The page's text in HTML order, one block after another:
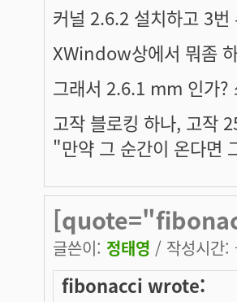
커널 2.6.2 설치하고 3
XWindow상에서 뭐좀
그래서 2.6.1 mm 인가?
고작 블로킹 하나, 고작
"만약 그 순간이 온다면
글쓴이: 정태영 / 작성시간
fibonacci wrote: